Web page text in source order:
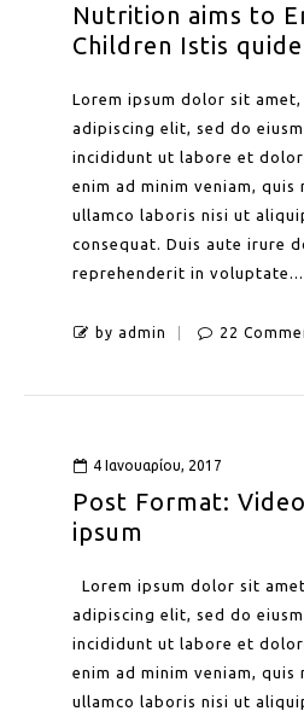
Nutrition aims to
Children Istis
Lorem ipsum dolor sit
adipiscing elit, sed do
incididunt ut labore et
enim ad minim veniam,
ullamco laboris nisi ut
consequat. Duis aute irure
reprehenderit in voluptate...
by admin 22
4 Ιανουαρίου, 2017
Post Format:
ipsum
Lorem ipsum dolor sit
adipiscing elit, sed do
incididunt ut labore et
enim ad minim veniam,
ullamco laboris nisi ut